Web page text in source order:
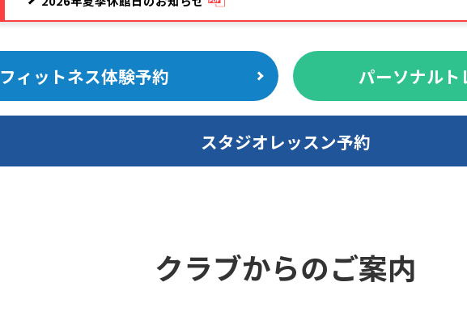
フィットネス体験予約 パーソナルト
スタジオレッスン予約
クラブからのご案内